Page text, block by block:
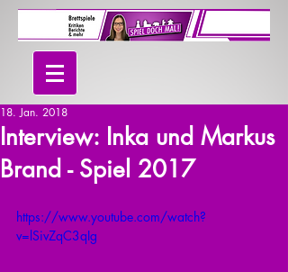
Interview: Inka und Markus
Brand - Spiel 2017
18. Jan. 2018
https://www.youtube.com/watch?
v=lSivZqC3qIg